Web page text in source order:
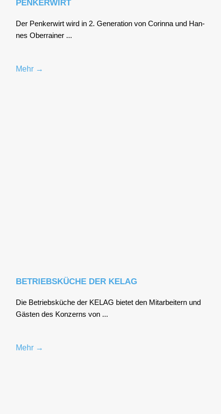
PENKERWIRT
Der Pen­ker­wirt wird in 2. Gene­ra­ti­on von Corin­na und Han­
nes Ober­rai­ner ...
Mehr →
BETRIEBSKÜCHE DER KELAG
Die Betriebs­kü­che der KELAG bie­tet den Mit­ar­bei­tern und
Gäs­ten des Kon­zerns von ...
Mehr →